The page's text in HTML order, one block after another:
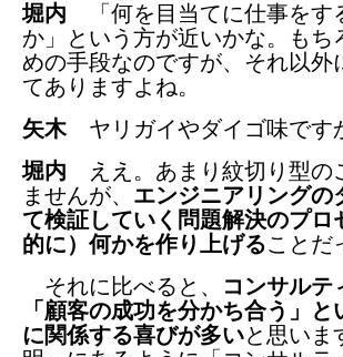
堀内 「何を目当てに仕事をす
か」という方が近いかな。も
めの手段なのですが、それ以外
てありますよね。
矢木ヤリガイやダイゴ味です
堀内 ええ。あまり紋切り型の
ませんが、 エンジニアリングの
て検証していく問題解決のプロ
的に）何かを作り上げることだ
それに比べると、
コンサルテ
「顧客の成功を分かち合う」
に関係する喜びが多いと思いま